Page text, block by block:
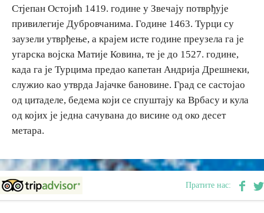
Стјепан Остојић 1419. године у Звечају потврђује
привилегије Дубровчанима. Године 1463. Турци су
заузели утврђење, а крајем исте године преузела га је
угарска војска Матије Ковина, те је до 1527. године,
када га је Турцима предао капетан Андрија Дрешнеки,
служио као утврда Јајачке бановине. Град се састојао
од цитаделе, бедема који се спуштају ка Врбасу и кула
од којих је једна сачувана до висине од око десет
метара.
Пратите нас: